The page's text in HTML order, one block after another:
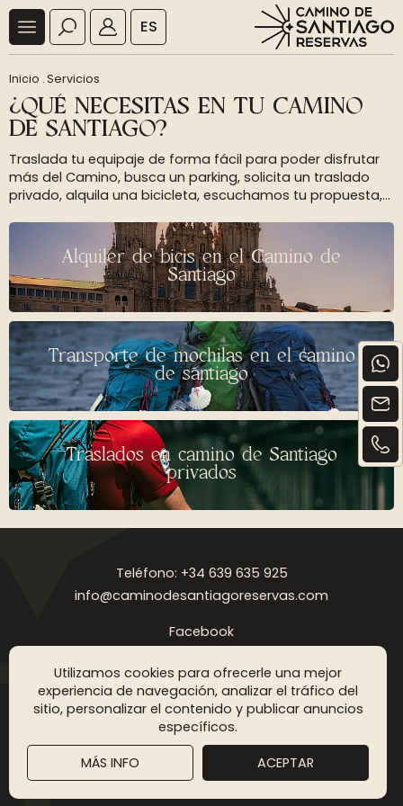
Utilizamos cookies para ofrecerle una mejor
experiencia de navegación, analizar el tráfico del
sitio, personalizar el contenido y publicar anuncios
específicos.
ACEPTAR
MÁS INFO
ES
Inicio .Servicios
¿QUÉ NECESITAS EN TU CAMINO
DE SANTIAGO?
Traslada tu equipaje de forma fácil para poder disfrutar
más del Camino, busca un parking, solicita un traslado
privado, alquila una bicicleta, escuchamos tu propuesta,...
Alquiler de bicis en el Camino de
Santiago
Transporte de mochilas en el camino
de santiago
Traslados en camino de Santiago
privados
Teléfono: +34 639 635 925
info@caminodesantiagoreservas.com
Facebook
Aviso legal Política de privacidad Política de cookies FAQ Blog
Copyright © 2026 Camino de Santiago Reservas. Todos los
derechos reservados